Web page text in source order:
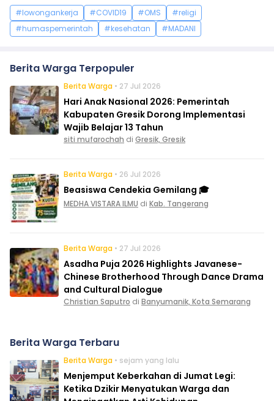
#lowongankerja #COVID19 #OMS
#religi
#humaspemerintah
#kesehatan #MADANI
Berita Warga Terpopuler
Berita Warga • 27 Jul 2026
Hari Anak Nasional 2026: Pemerintah
Kabupaten Gresik Dorong Implementasi
Wajib Belajar 13 Tahun
siti mufarochah di Gresik, Gresik
Berita Warga • 26 Jul 2026
Beasiswa Cendekia Gemilang 🎓
MEDHA VISTARA ILMU di Kab. Tangerang
Berita Warga • 27 Jul 2026
Asadha Puja 2026 Highlights Javanese-
Chinese Brotherhood Through Dance Drama
and Cultural Dialogue
Christian Saputro di Banyumanik, Kota Semarang
Berita Warga Terbaru
Berita Warga • sejam yang lalu
Menjemput Keberkahan di Jumat Legi:
Ketika Dzikir Menyatukan Warga dan